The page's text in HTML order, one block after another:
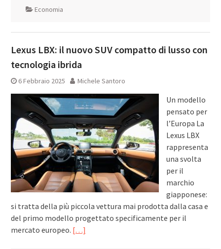
Economia
Lexus LBX: il nuovo SUV compatto di lusso con
tecnologia ibrida
6 Febbraio 2025 Michele Santoro
Un modello
pensato per
l’Europa La
Lexus LBX
rappresenta
una svolta
per il
marchio
giapponese:
si tratta della più piccola vettura mai prodotta dalla casa e
del primo modello progettato specificamente per il
mercato europeo. […]